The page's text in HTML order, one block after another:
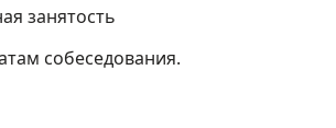
занятость
собеседования.